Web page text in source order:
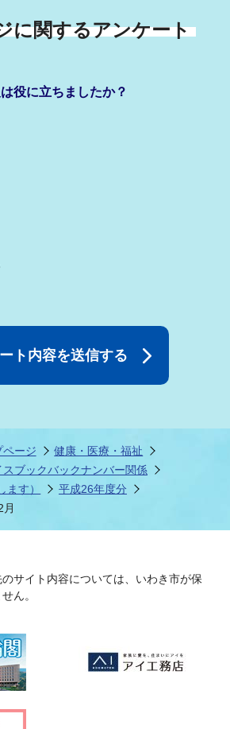
に関するアンケート
役に立ちましたか？
ページ
健康・医療・福祉
スブックバックナンバー関係
す）
平成26年度分
サイト内容については、いわき市が保
ん。